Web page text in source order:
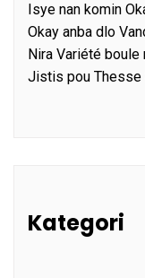
Isye nan komin
Okay anba dlo
Nira Variété
Jistis pou Thesse
Kategori